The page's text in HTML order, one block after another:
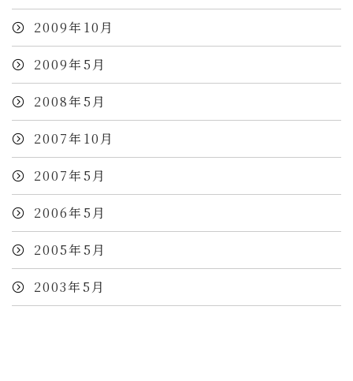
2009年10月
2009年5月
2008年5月
2007年10月
2007年5月
2006年5月
2005年5月
2003年5月